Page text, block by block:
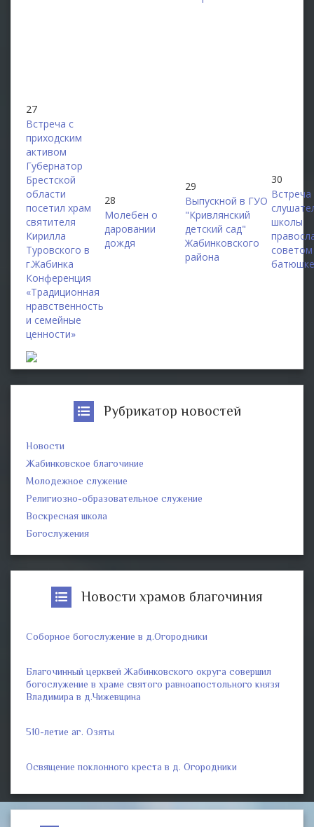
27
Встреча с
приходским
активом
Губернатор
Брестской
области
посетил храм
святителя
Кирилла
Туровского в
г.Жабинка
Конференция
«Традиционная
нравственность
и семейные
ценности»
28
Молебен о
даровании
дождя
29
Выпускной в ГУО
"Кривлянский
детский сад"
Жабинковского
района
30
Встреча
школы
советом
Рубрикатор новостей
Новости
Жабинковское благочиние
Молодежное служение
Религиозно-образовательное служение
Воскресная школа
Богослужения
Новости храмов благочиния
Соборное богослужение в д.Огородники
Благочинный церквей Жабинковского округа совершил
богослужение в храме святого равноапостольного князя
Владимира в д.Чижевщина
510-летие аг. Озяты
Освящение поклонного креста в д. Огородники